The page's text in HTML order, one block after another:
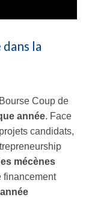
la
Coup de
année. Face
candidats,
mécènes
financement